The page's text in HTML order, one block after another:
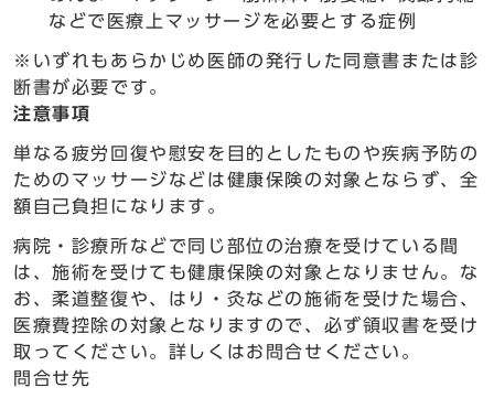
などで医療上マッサージを必要とする症例
※いずれもあらかじめ医師の発行した同意書または診
断書が必要です。
注意事項
単なる疲労回復や慰安を目的としたものや疾病予防の
ためのマッサージなどは健康保険の対象とならず、全
額自己負担になります。
病院・診療所などで同じ部位の治療を受けている間
は、施術を受けても健康保険の対象となりません。な
お、柔道整復や、はり・灸などの施術を受けた場合、
医療費控除の対象となりますので、必ず領収書を受け
取ってください。詳しくはお問合せください。
問合せ先